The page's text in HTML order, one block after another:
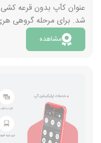
عنوان کآپ بدون قرعه
گرفته شده که صرفا بین
ثبت نظرات خود کافی
آپ شوید و روی گزینه
اپلیکیشن را ندارید از
به وبسایت آن را دانلود
مشاهده